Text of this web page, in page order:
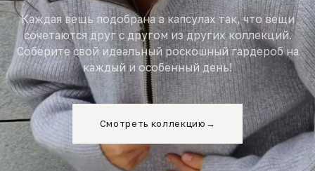
Каждая вещь подобрана в капсулах так, что вещи
сочетаются друг с другом из других коллекций.
Соберите свой идеальный роскошный гардероб на
каждый и особенный день!
Смотреть коллекцию →